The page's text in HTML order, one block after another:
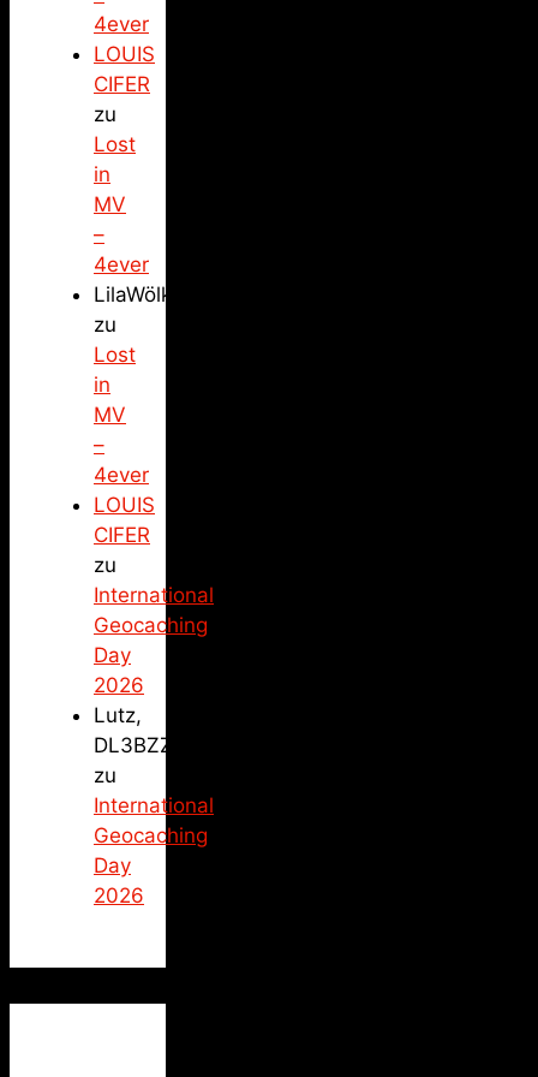
4ever
LOUIS
CIFER
zu
Lost
in
MV
–
4ever
LilaWölkchen
zu
Lost
in
MV
–
4ever
LOUIS
CIFER
zu
International
Geocaching
Day
2026
Lutz,
DL3BZZ
zu
International
Geocaching
Day
2026